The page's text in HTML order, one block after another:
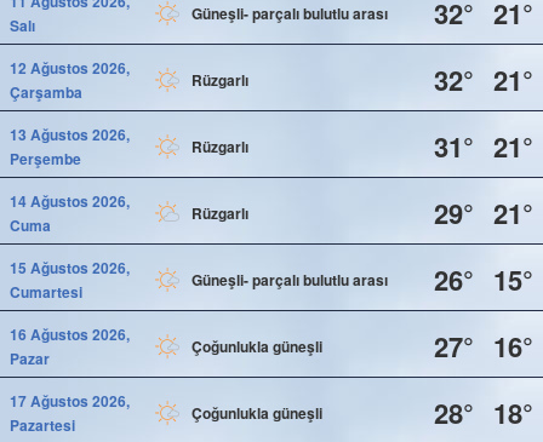
Salı
Güneşli- parçalı bulutlu arası 32° 21°
12 Ağustos 2026,
Çarşamba
Rüzgarlı 32° 21°
13 Ağustos 2026,
Perşembe
Rüzgarlı 31° 21°
14 Ağustos 2026,
Cuma
Rüzgarlı 29° 21°
15 Ağustos 2026,
Cumartesi
Güneşli- parçalı bulutlu arası 26° 15°
16 Ağustos 2026,
Pazar
Çoğunlukla güneşli 27° 16°
17 Ağustos 2026,
Pazartesi
Çoğunlukla güneşli 28° 18°